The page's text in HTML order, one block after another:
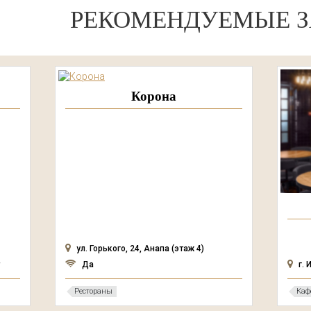
РЕКОМЕНДУЕМЫЕ
Корона
ул. Горького, 24, Анапа (этаж 4)
Да
Рестораны
г.